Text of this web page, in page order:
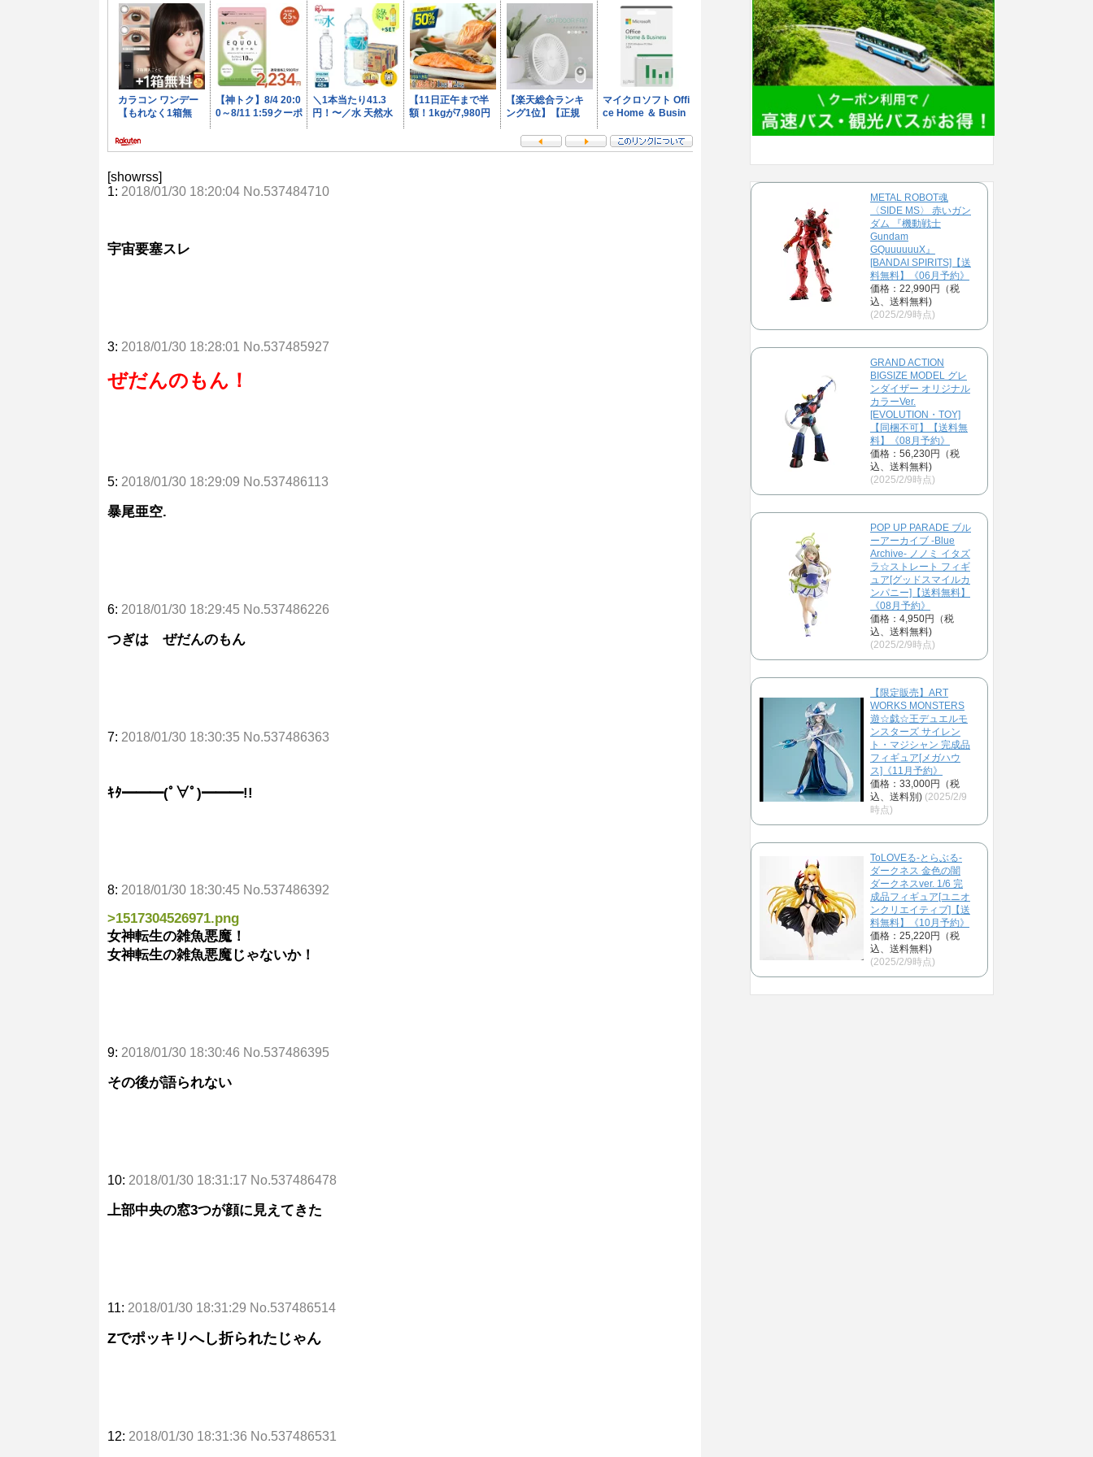
[showrss]
1: 2018/01/30 18:20:04 No.537484710
宇宙要塞スレ
3: 2018/01/30 18:28:01 No.537485927
ぜだんのもん！
5: 2018/01/30 18:29:09 No.537486113
暴尾亜空.
6: 2018/01/30 18:29:45 No.537486226
つぎは ぜだんのもん
7: 2018/01/30 18:30:35 No.537486363
ｷﾀ━━━(ﾟ∀ﾟ)━━━!!
8: 2018/01/30 18:30:45 No.537486392
>1517304526971.png
女神転生の雑魚悪魔！
女神転生の雑魚悪魔じゃないか！
9: 2018/01/30 18:30:46 No.537486395
その後が語られない
10: 2018/01/30 18:31:17 No.537486478
上部中央の窓3つが顔に見えてきた
11: 2018/01/30 18:31:29 No.537486514
Zでポッキリへし折られたじゃん
12: 2018/01/30 18:31:36 No.537486531
METAL ROBOT魂
〈SIDE MS〉 赤いガン
ダム 『機動戦士
Gundam
GQuuuuuuX』
[BANDAI SPIRITS]【送
料無料】《06月予約》
価格：22,990円（税
込、送料無料)
(2025/2/9時点)
GRAND ACTION
BIGSIZE MODEL グレ
ンダイザー オリジナル
カラーVer.
[EVOLUTION・TOY]
【同梱不可】【送料無
料】《08月予約》
価格：56,230円（税
込、送料無料)
(2025/2/9時点)
POP UP PARADE ブル
ーアーカイブ -Blue
Archive- ノノミ イタズ
ラ☆ストレート フィギ
ュア[グッドスマイルカ
ンパニー]【送料無料】
《08月予約》
価格：4,950円（税
込、送料無料)
(2025/2/9時点)
【限定販売】ART
WORKS MONSTERS
遊☆戯☆王デュエルモ
ンスターズ サイレン
ト・マジシャン 完成品
フィギュア[メガハウ
ス]《11月予約》
価格：33,000円（税
込、送料別) (2025/2/9
時点)
ToLOVEる-とらぶる-
ダークネス 金色の闇
ダークネスver. 1/6 完
成品フィギュア[ユニオ
ンクリエイティブ]【送
料無料】《10月予約》
価格：25,220円（税
込、送料無料)
(2025/2/9時点)